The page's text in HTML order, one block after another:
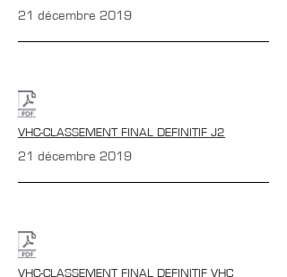
21 décembre 2019
VHC-CLASSEMENT FINAL DEFINITIF J2
21 décembre 2019
VHC-CLASSEMENT FINAL DEFINITIF VHC